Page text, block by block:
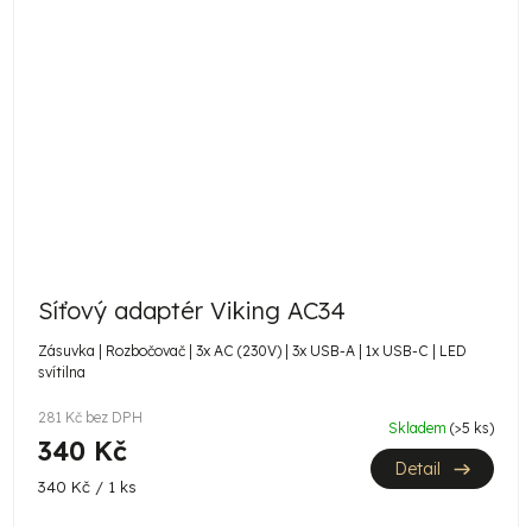
Síťový adaptér Viking AC34
Zásuvka | Rozbočovač | 3x AC (230V) | 3x USB-A | 1x USB-C | LED
svítilna
281 Kč bez DPH
340 Kč
Měrná
340 Kč / 1 ks
Skladem (>5 ks)
Detail